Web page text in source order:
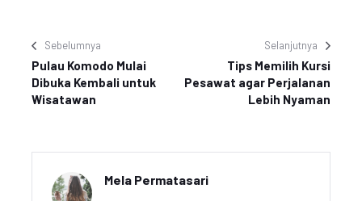
Sebelumnya
Pulau Komodo Mulai
Dibuka Kembali untuk
Wisatawan
Selanjutnya
Tips Memilih Kursi
Pesawat agar Perjalanan
Lebih Nyaman
Mela Permatasari